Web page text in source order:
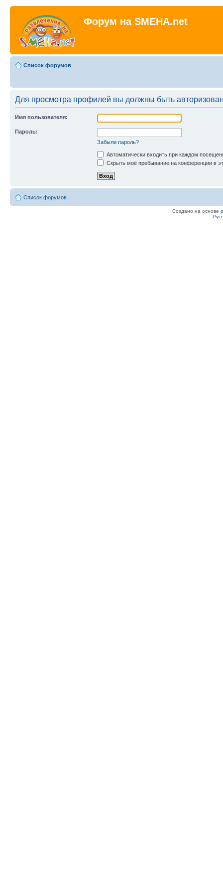
Форум на SMEHA.net
Список форумов
Для просмотра профилей вы должны быть
Имя пользователя:
Пароль:
Забыли пароль?
Автоматически входить при каждом
Скрыть моё пребывание на конференции в
Список форумов
Создано на основе